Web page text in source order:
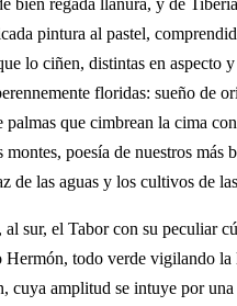
pintura al pastel,
lo ciñen, distintas en aspecto
floridas: sueño de
palmas que cimbrean la cima
montes, poesía de nuestros más
de las aguas y los cultivos de
al sur, el Tabor con su peculiar
Hermón, todo verde vigilando la
cuya amplitud se intuye por una